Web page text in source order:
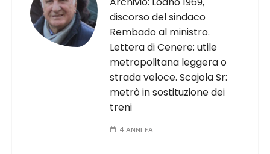
discorso del sindaco
Rembado al ministro.
Lettera di Cenere: utile
metropolitana leggera o
strada veloce. Scajola Sr:
metrò in sostituzione dei
treni
4 ANNI FA